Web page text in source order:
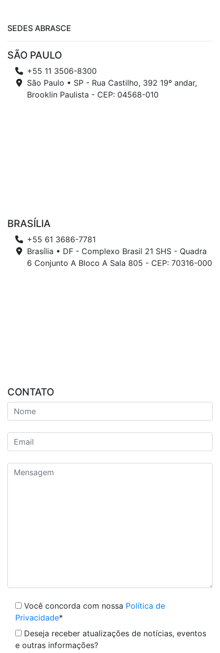
SEDES ABRASCE
SÃO PAULO
+55 11 3506-8300
São Paulo • SP - Rua Castilho, 392 19º andar,
Brooklin Paulista - CEP: 04568-010
BRASÍLIA
+55 61 3686-7781
Brasília • DF - Complexo Brasil 21 SHS - Quadra
6 Conjunto A Bloco A Sala 805 - CEP: 70316-000
CONTATO
Você concorda com nossa Política de
Privacidade*
Deseja receber atualizações de notícias, eventos
e outras informações?